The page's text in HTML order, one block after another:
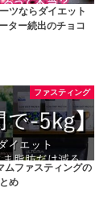
ツならダイエット
ター続出のチョコ
ファスティング
ムファスティングの
め